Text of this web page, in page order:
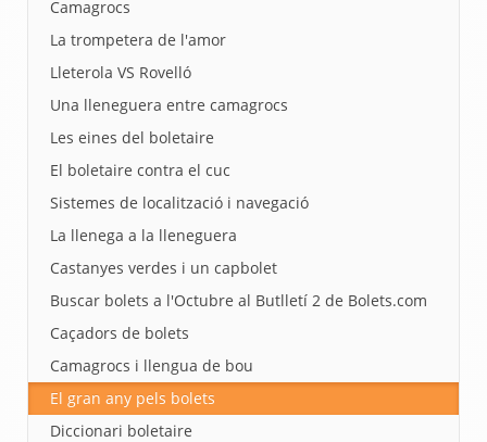
Camagrocs
La trompetera de l'amor
Lleterola VS Rovelló
Una lleneguera entre camagrocs
Les eines del boletaire
El boletaire contra el cuc
Sistemes de localització i navegació
La llenega a la lleneguera
Castanyes verdes i un capbolet
Buscar bolets a l'Octubre al Butlletí 2 de Bolets.com
Caçadors de bolets
Camagrocs i llengua de bou
El gran any pels bolets
Diccionari boletaire